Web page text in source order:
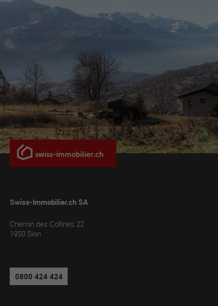
Swiss-Immobilier.ch SA
Chemin des Collines 22
1950 Sion
0800 424 424